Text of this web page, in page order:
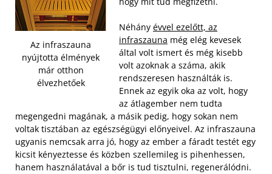
Az infraszauna
nyújtotta élmények
már otthon
élvezhetőek
Néhány évvel ezelőtt, az
infraszauna még elég kevesek
által volt ismert és még kisebb
volt azoknak a száma, akik
rendszeresen használták is.
Ennek az egyik oka az volt, hogy
az átlagember nem tudta
megengedni magának, a másik pedig, hogy sokan nem
voltak tisztában az egészségügyi előnyeivel. Az infraszauna
ugyanis nemcsak arra jó, hogy az ember a fáradt testét egy
kicsit kényeztesse és közben szellemileg is pihenhessen,
hanem használatával a bőr is tud tisztulni, regenerálódni.